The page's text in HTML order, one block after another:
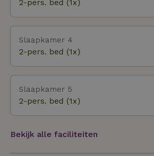
2-pers. bed (1x)
Slaapkamer 4
2-pers. bed (1x)
Slaapkamer 5
2-pers. bed (1x)
Bekijk alle faciliteiten